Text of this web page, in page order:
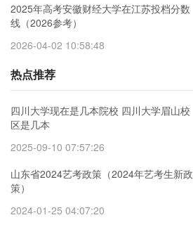
2025年高考安徽财经大学在江苏投档分数
线（2026参考）
2026-04-02 10:58:48
热点推荐
四川大学现在是几本院校 四川大学眉山校
区是几本
2025-09-10 07:57:26
山东省2024艺考政策（2024年艺考生新政
策）
2024-01-25 04:07:20